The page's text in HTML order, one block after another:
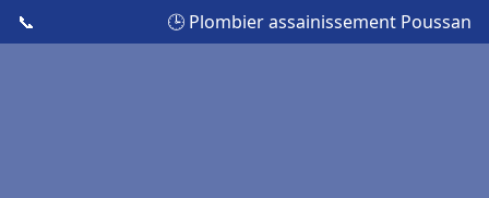
📞 🕒 Plombier assainissement Poussan